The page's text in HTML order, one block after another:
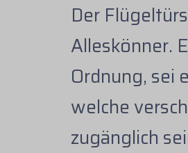
Der
Alleskönner.
Ordnung, sei
welche
zugänglich